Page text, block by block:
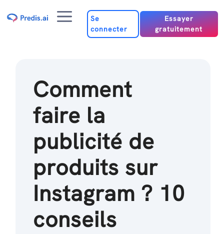
au
Menu
Se
connecter
Essayer
gratuitement
Comment
faire la
publicité de
produits sur
Instagram ? 10
conseils